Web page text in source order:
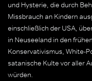
und Hysterie, die durch
Missbrauch an Kindern
einschließlich der USA,
in Neuseeland in den
Konservativismus, White-
satanische Kulte vor aller
würden.